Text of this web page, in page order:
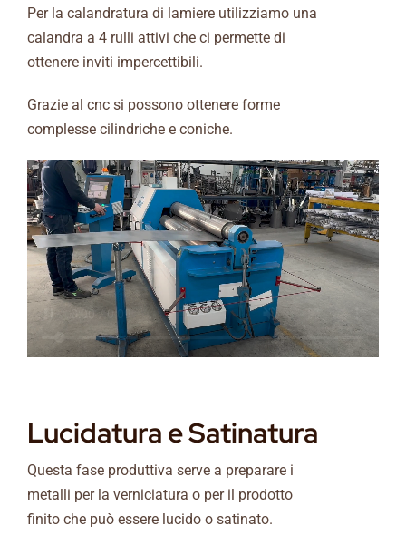
Per la calandratura di lamiere utilizziamo una
calandra a 4 rulli attivi che ci permette di
ottenere inviti impercettibili.
Grazie al cnc si possono ottenere forme
complesse cilindriche e coniche.
Lucidatura e Satinatura
Questa fase produttiva serve a preparare i
metalli per la verniciatura o per il prodotto
finito che può essere lucido o satinato.